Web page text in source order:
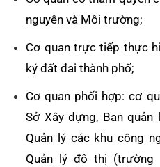
nguyên và Môi trường;
Cơ quan trực tiếp thực
ký đất đai thành phố;
Cơ quan phối hợp: cơ
Sở Xây dựng, Ban quản
Quản lý các khu công
Quản lý đô thị (trường